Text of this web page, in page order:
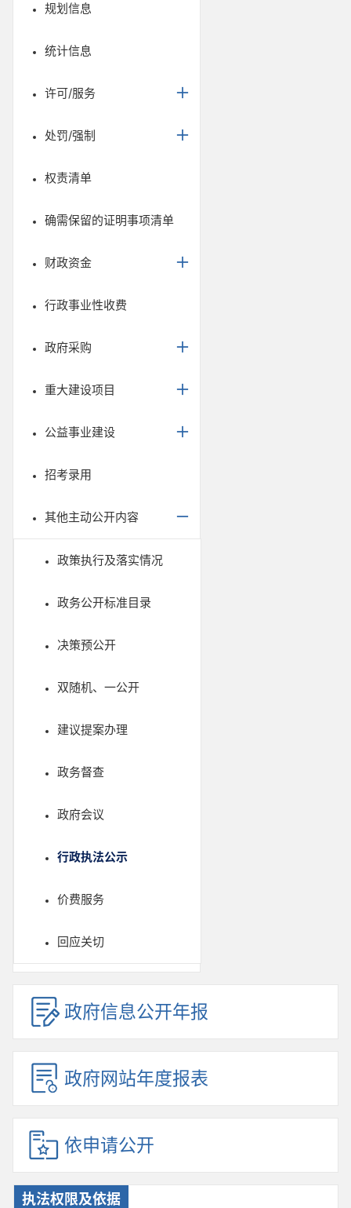
规划信息
统计信息
许可/服务
处罚/强制
权责清单
确需保留的证明事项清单
财政资金
行政事业性收费
政府采购
重大建设项目
公益事业建设
招考录用
其他主动公开内容
政策执行及落实情况
政务公开标准目录
决策预公开
双随机、一公开
建议提案办理
政务督查
政府会议
行政执法公示
价费服务
回应关切
政府信息公开年报
政府网站年度报表
依申请公开
执法权限及依据